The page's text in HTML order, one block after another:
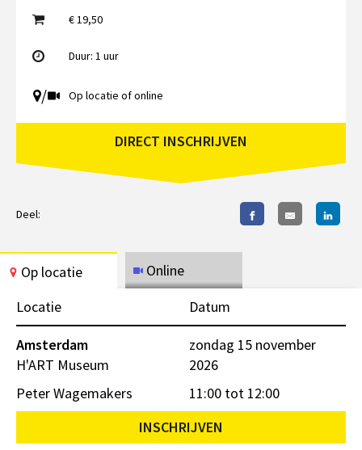
€ 19,50
Duur: 1 uur
/ Op locatie of online
DIRECT INSCHRIJVEN
Deel:
Op locatie
Online
Locatie
Datum
Amsterdam
H'ART Museum
zondag 15 november
2026
11:00 tot 12:00
Peter Wagemakers
INSCHRIJVEN